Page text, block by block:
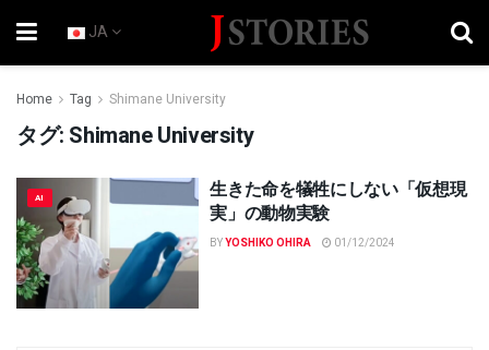
JA
Home Tag Shimane University
タグ: Shimane University
AI
生きた命を犠牲にしない「仮想現
実」の動物実験
BYYOSHIKO OHIRA 01/12/2024